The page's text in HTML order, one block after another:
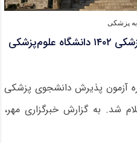
پزشکی
اعلام نتایج آزمون لیسانس به پزشکی ۱۴۰۲ دانشگاه علوم‌پزشکی
آزمون پذیرش دانشجوی پزشکی
کارشناسی سال ۱۴۰۲ اعلام شد. به گزارش خبرگزاری مهر،